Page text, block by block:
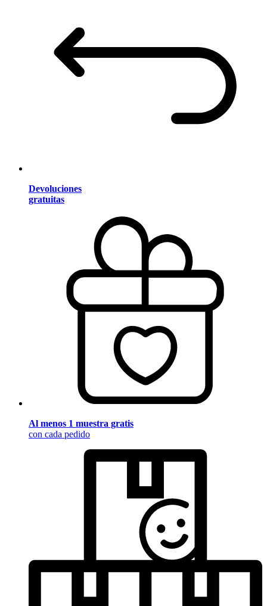
Devoluciones
gratuitas
Al menos 1 muestra gratis
con cada pedido